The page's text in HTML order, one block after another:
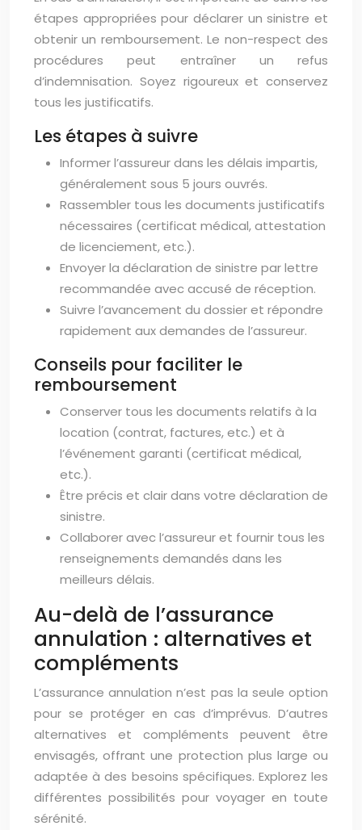
étapes appropriées pour déclarer un sinistre et
obtenir un remboursement. Le non-respect des
procédures peut entraîner un refus
d’indemnisation. Soyez rigoureux et conservez
tous les justificatifs.
Les étapes à suivre
Informer l’assureur dans les délais impartis,
généralement sous 5 jours ouvrés.
Rassembler tous les documents justificatifs
nécessaires (certificat médical, attestation
de licenciement, etc.).
Envoyer la déclaration de sinistre par lettre
recommandée avec accusé de réception.
Suivre l’avancement du dossier et répondre
rapidement aux demandes de l’assureur.
Conseils pour faciliter le
remboursement
Conserver tous les documents relatifs à la
location (contrat, factures, etc.) et à
l’événement garanti (certificat médical,
etc.).
Être précis et clair dans votre déclaration de
sinistre.
Collaborer avec l’assureur et fournir tous les
renseignements demandés dans les
meilleurs délais.
Au-delà de l’assurance
annulation : alternatives et
compléments
L’assurance annulation n’est pas la seule option
pour se protéger en cas d’imprévus. D’autres
alternatives et compléments peuvent être
envisagés, offrant une protection plus large ou
adaptée à des besoins spécifiques. Explorez les
différentes possibilités pour voyager en toute
sérénité.